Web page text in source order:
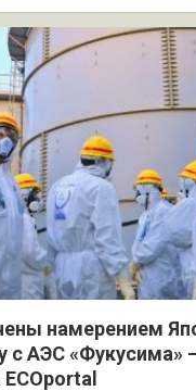
намерением
с АЭС «Фукусима»